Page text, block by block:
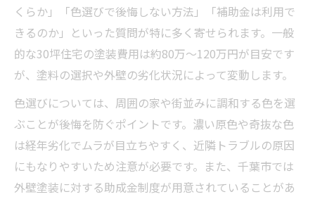
くらか」「色選びで後悔しない方法」「補助金は利用で
きるのか」といった質問が特に多く寄せられます。一般
的な30坪住宅の塗装費用は約80万〜120万円が目安です
が、塗料の選択や外壁の劣化状況によって変動します。
色選びについては、周囲の家や街並みに調和する色を選
ぶことが後悔を防ぐポイントです。濃い原色や奇抜な色
は経年劣化でムラが目立ちやすく、近隣トラブルの原因
にもなりやすいため注意が必要です。また、千葉市では
外壁塗装に対する助成金制度が用意されていることがあ